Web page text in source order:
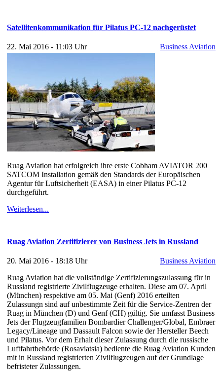
Satellitenkommunikation für Pilatus PC-12 nachgerüstet
22. Mai 2016 - 11:03 Uhr Business Aviation
Ruag Aviation hat erfolgreich ihre erste Cobham AVIATOR 200
SATCOM Installation gemäß den Standards der Europäischen
Agentur für Luftsicherheit (EASA) in einer Pilatus PC-12
durchgeführt.
Weiterlesen...
Ruag Aviation Zertifizierer von Business Jets in Russland
20. Mai 2016 - 18:18 Uhr
Business Aviation
Ruag Aviation hat die vollständige Zertifizierungszulassung für in
Russland registrierte Zivilflugzeuge erhalten. Diese am 07. April
(München) respektive am 05. Mai (Genf) 2016 erteilten
Zulassungn sind auf unbestimmte Zeit für die Service-Zentren der
Ruag in München (D) und Genf (CH) gültig. Sie umfasst Business
Jets der Flugzeugfamilien Bombardier Challenger/Global, Embraer
Legacy/Lineage und Dassault Falcon sowie der Hersteller Beech
und Pilatus. Vor dem Erhalt dieser Zulassung durch die russische
Luftfahrtbehörde (Rosaviatsia) bediente die Ruag Aviation Kunden
mit in Russland registrierten Zivilflugzeugen auf der Grundlage
befristeter Zulassungen.